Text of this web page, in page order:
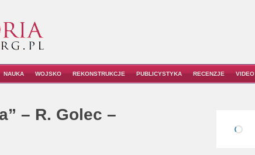
NAUKA WOJSKO REKONSTRUKCJE PUBLICYSTYKA RECENZJE VIDEO
– R. Golec –